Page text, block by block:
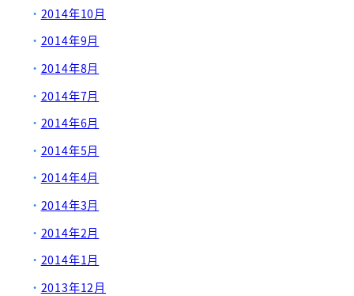
2014年10月
2014年9月
2014年8月
2014年7月
2014年6月
2014年5月
2014年4月
2014年3月
2014年2月
2014年1月
2013年12月